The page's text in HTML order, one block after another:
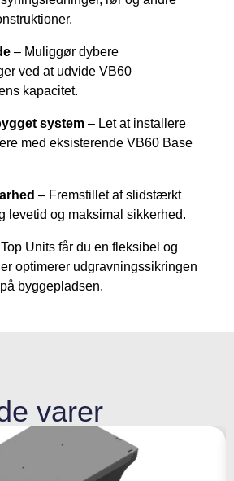
– Muliggør dybere
ved at udvide VB60
kapacitet.
system – Let at installere
med eksisterende VB60 Base
– Fremstillet af slidstærkt
levetid og maksimal sikkerhed.
Units får du en fleksibel og
optimerer udgravningssikringen
byggepladsen.
varer